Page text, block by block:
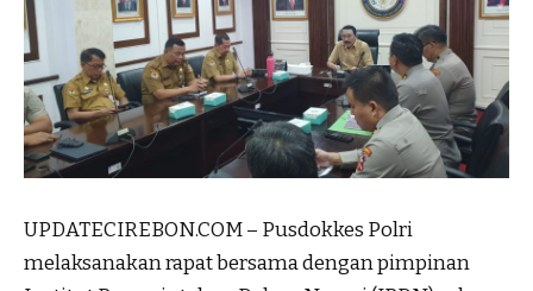
UPDATECIREBON.COM – Pusdokkes Polri
melaksanakan rapat bersama dengan pimpinan